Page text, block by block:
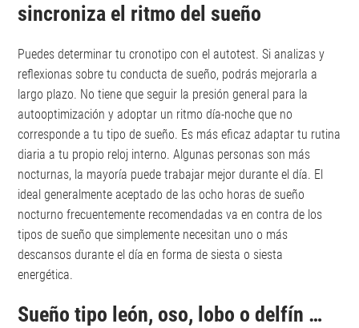
sincroniza el ritmo del sueño
Puedes determinar tu cronotipo con el autotest. Si analizas y
reflexionas sobre tu conducta de sueño, podrás mejorarla a
largo plazo. No tiene que seguir la presión general para la
autooptimización y adoptar un ritmo día-noche que no
corresponde a tu tipo de sueño. Es más eficaz adaptar tu rutina
diaria a tu propio reloj interno. Algunas personas son más
nocturnas, la mayoría puede trabajar mejor durante el día. El
ideal generalmente aceptado de las ocho horas de sueño
nocturno frecuentemente recomendadas va en contra de los
tipos de sueño que simplemente necesitan uno o más
descansos durante el día en forma de siesta o siesta
energética.
Sueño tipo león, oso, lobo o delfín …